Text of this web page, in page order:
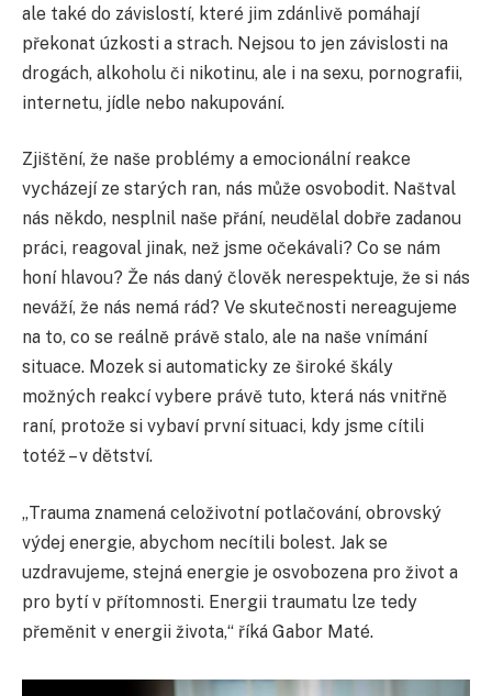
ale také do závislostí, které jim zdánlivě pomáhají
překonat úzkosti a strach. Nejsou to jen závislosti na
drogách, alkoholu či nikotinu, ale i na sexu, pornografii,
internetu, jídle nebo nakupování.
Zjištění, že naše problémy a emocionální reakce
vycházejí ze starých ran, nás může osvobodit. Naštval
nás někdo, nesplnil naše přání, neudělal dobře zadanou
práci, reagoval jinak, než jsme očekávali? Co se nám
honí hlavou? Že nás daný člověk nerespektuje, že si nás
neváží, že nás nemá rád? Ve skutečnosti nereagujeme
na to, co se reálně právě stalo, ale na naše vnímání
situace. Mozek si automaticky ze široké škály
možných reakcí vybere právě tuto, která nás vnitřně
raní, protože si vybaví první situaci, kdy jsme cítili
totéž – v dětství.
„Trauma znamená celoživotní potlačování, obrovský
výdej energie, abychom necítili bolest. Jak se
uzdravujeme, stejná energie je osvobozena pro život a
pro bytí v přítomnosti. Energii traumatu lze tedy
přeměnit v energii života,“ říká Gabor Maté.